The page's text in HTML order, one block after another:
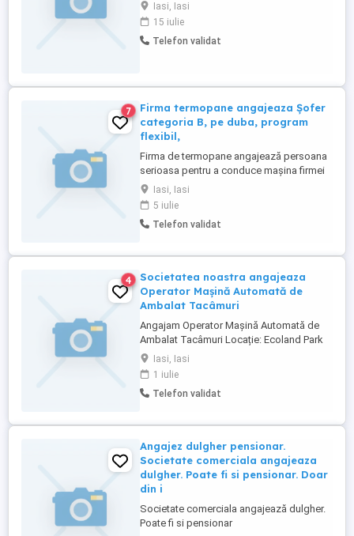
de Metalurgie-IASI Studii: 10 clase
Calificare: Noi iti asiguram calificarea la
locul de munca-Ucenic Lacatus Mecanic
Iasi, Iasi
15 iulie
Telefon validat
7
Firma termopane angajeaza Șofer
categoria B, pe duba, program
flexibil,
Firma de termopane angajează persoana
serioasa pentru a conduce mașina firmei
la atelier și la montaj. Salariul este
motivant, între 3000 și 5000 lei. Nr contact
Iasi, Iasi
5 iulie
Telefon validat
4
Societatea noastra angajeaza
Operator Mașină Automată de
Ambalat Tacâmuri
Angajam Operator Mașină Automată de
Ambalat Tacâmuri Locație: Ecoland Park
Iasi Program: Part time 20 ore pe
saptamana la inceput, apoi programul
poate creste. Societatea noastra își
extinde domeniul de activitate si echipa și
tehnice pentru operarea ...
Iasi, Iasi
1 iulie
Telefon validat
Angajez dulgher pensionar.
Societate comerciala angajeaza
dulgher. Poate fi si pensionar. Doar
din i
Societate comerciala angajează dulgher.
Poate fi si pensionar